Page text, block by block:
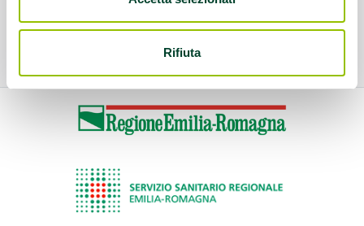
Rifiuta